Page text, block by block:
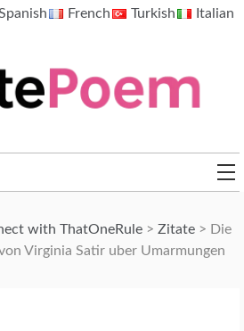
French Turkish Italian
with ThatOneRule> Zitate> Die
Virginia Satir uber Umarmungen